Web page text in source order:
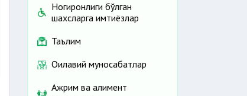
Ногиронлиги бўлган
шахсларга имтиёзлар
Таълим
Оилавий муносабатлар
Ажрим ва алимент